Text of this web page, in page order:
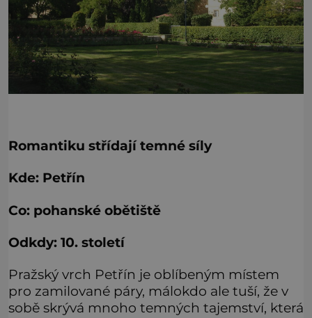
Romantiku střídají temné síly
Kde: Petřín
Co: pohanské obětiště
Odkdy: 10. století
Pražský vrch Petřín je oblíbeným místem
pro zamilované páry, málokdo ale tuší, že v
sobě skrývá mnoho temných tajemství, která